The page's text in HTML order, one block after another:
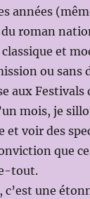
années
roman
et
ou sans
aux
mois, je
voir des
que
tout.
c’est une